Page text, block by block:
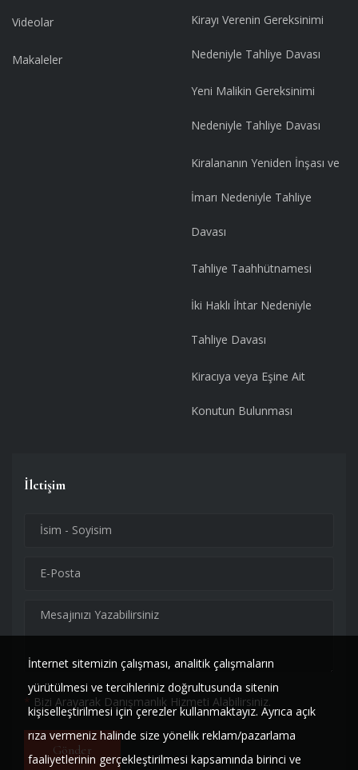
İnternet sitemizin çalışması, analitik çalışmaların
yürütülmesi ve tercihleriniz doğrultusunda sitenin
kişiselleştirilmesi için çerezler kullanmaktayız. Ayrıca açık
rıza vermeniz halinde size yönelik reklam/pazarlama
faaliyetlerinin gerçekleştirilmesi kapsamında birinci ve
Videolar
Makaleler
Kirayı Verenin Gereksinimi
Nedeniyle Tahliye Davası
Yeni Malikin Gereksinimi
Nedeniyle Tahliye Davası
Kiralananın Yeniden İnşası ve
İmarı Nedeniyle Tahliye
Davası
Tahliye Taahhütnamesi
İki Haklı İhtar Nedeniyle
Tahliye Davası
Kiracıya veya Eşine Ait
Konutun Bulunması
İletişim
* Bizi Arayarak Danışmanlık Hizmeti Alabilirsiniz.
Gönder